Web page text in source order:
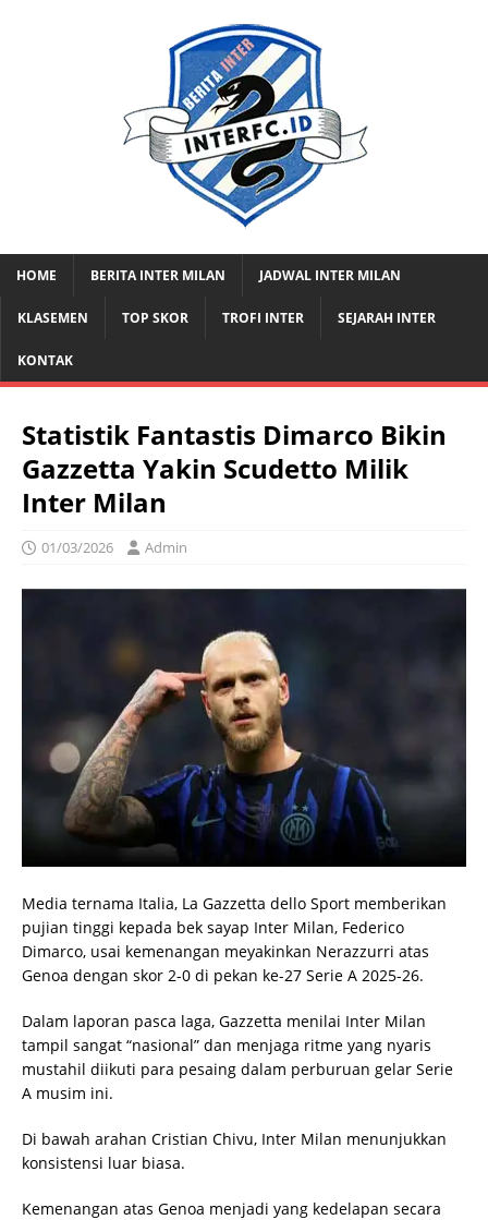
HOME BERITA INTER MILAN JADWAL INTER MILAN
KLASEMEN TOP SKOR TROFI INTER SEJARAH INTER
KONTAK
Statistik Fantastis Dimarco Bikin
Gazzetta Yakin Scudetto Milik
Inter Milan
01/03/2026 Admin
Media ternama Italia, La Gazzetta dello Sport memberikan
pujian tinggi kepada bek sayap Inter Milan, Federico
Dimarco, usai kemenangan meyakinkan Nerazzurri atas
Genoa dengan skor 2-0 di pekan ke-27 Serie A 2025-26.
Dalam laporan pasca laga, Gazzetta menilai Inter Milan
tampil sangat “nasional” dan menjaga ritme yang nyaris
mustahil diikuti para pesaing dalam perburuan gelar Serie
A musim ini.
Di bawah arahan Cristian Chivu, Inter Milan menunjukkan
konsistensi luar biasa.
Kemenangan atas Genoa menjadi yang kedelapan secara